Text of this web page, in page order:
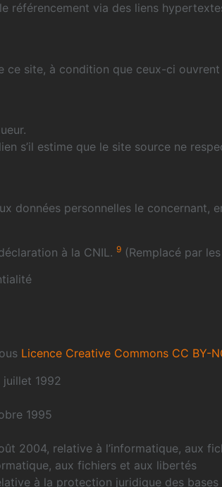
via des liens
site, à condition que ceux-ci
s’il estime que le site source ne
données personnelles le
à la CNIL. 9 (Remplacé par
Licence Creative Commons CC BY-
1992
1995
2004, relative à l’informatique, aux
aux fichiers et aux libertés
à la protection juridique des bases